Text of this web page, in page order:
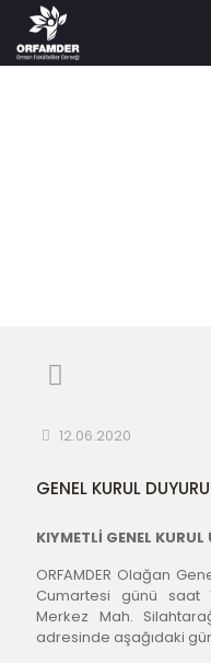
12.06.2020
GENEL KURUL
KIYMETLİ GENEL KURUL
ORFAMDER Olağan
Cumartesi günü saat
Merkez Mah.
adresinde aşağıdaki